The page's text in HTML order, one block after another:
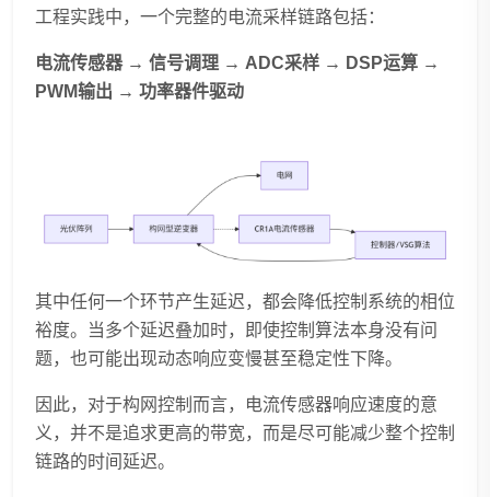
工程实践中，一个完整的电流采样链路包括：
电流传感器 → 信号调理 → ADC采样 → DSP运算 →
PWM输出 → 功率器件驱动
其中任何一个环节产生延迟，都会降低控制系统的相位
裕度。当多个延迟叠加时，即使控制算法本身没有问
题，也可能出现动态响应变慢甚至稳定性下降。
因此，对于构网控制而言，电流传感器响应速度的意
义，并不是追求更高的带宽，而是尽可能减少整个控制
链路的时间延迟。